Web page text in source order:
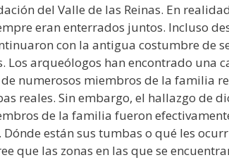
del Valle de las Reinas. En
eran enterrados juntos. Incluso
con la antigua costumbre de
Los arqueólogos han encontrado una
numerosos miembros de la familia
reales. Sin embargo, el hallazgo de
de la familia fueron
están sus tumbas o qué les
que las zonas en las que se